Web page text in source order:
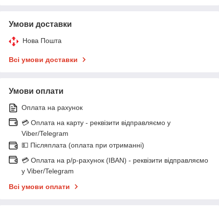
Умови доставки
Нова Пошта
Всі умови доставки
Умови оплати
Оплата на рахунок
💳 Оплата на карту - реквізити відправляємо у
Viber/Telegram
💵 Післяплата (оплата при отриманні)
💳 Оплата на р/р-рахунок (IBAN) - реквізити відправляємо
у Viber/Telegram
Всі умови оплати